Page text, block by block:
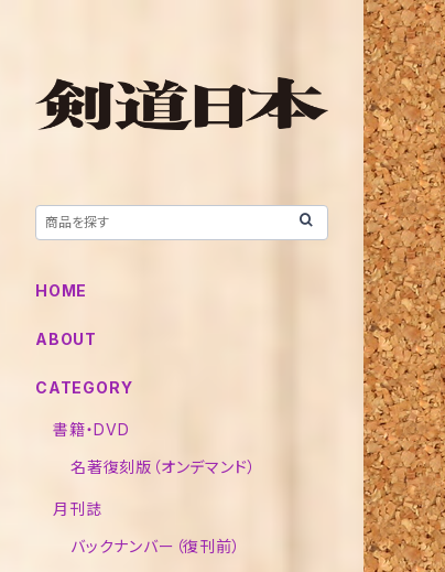
HOME
ABOUT
CATEGORY
書籍・DVD
名著復刻版（オンデマンド）
月刊誌
バックナンバー（復刊前）